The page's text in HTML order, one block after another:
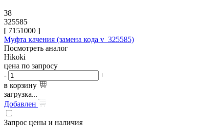
38
325585
[ 7151000 ]
Муфта качения (замена кода v_325585)
Посмотреть аналог
Hikoki
цена по запросу
-
+
в корзину
загрузка...
Добавлен
Запрос цены и наличия